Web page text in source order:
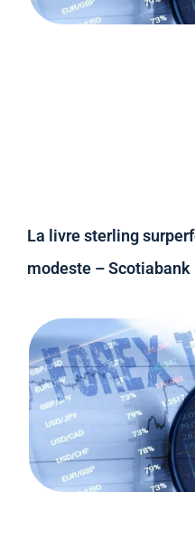
La livre sterling
modeste – Scotiabank